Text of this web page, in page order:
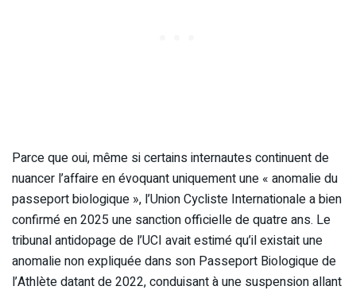
Parce que oui, même si certains internautes continuent de
nuancer l’affaire en évoquant uniquement une « anomalie du
passeport biologique », l’Union Cycliste Internationale a bien
confirmé en 2025 une sanction officielle de quatre ans. Le
tribunal antidopage de l’UCI avait estimé qu’il existait une
anomalie non expliquée dans son Passeport Biologique de
l’Athlète datant de 2022, conduisant à une suspension allant